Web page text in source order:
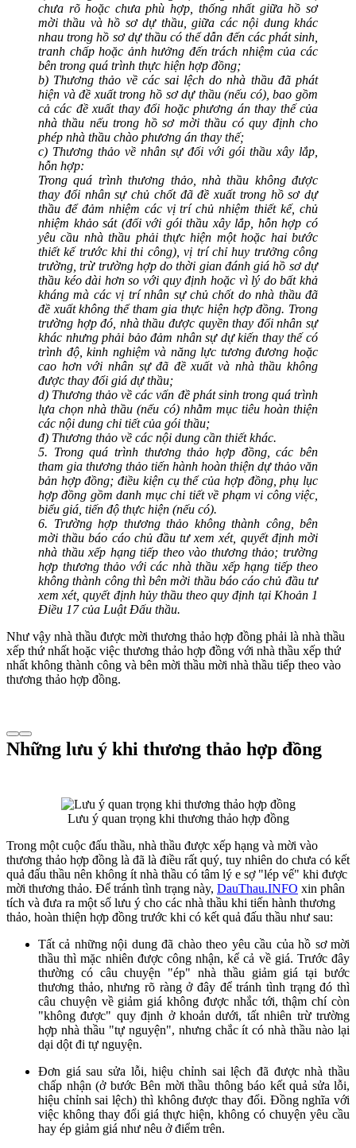
chưa rõ hoặc chưa phù hợp, thống nhất giữa hồ sơ
mời thầu và hồ sơ dự thầu, giữa các nội dung khác
nhau trong hồ sơ dự thầu có thể dẫn đến các phát sinh,
tranh chấp hoặc ảnh hưởng đến trách nhiệm của các
bên trong quá trình thực hiện hợp đồng;
b) Thương thảo về các sai lệch do nhà thầu đã phát
hiện và đề xuất trong hồ sơ dự thầu (nếu có), bao gồm
cả các đề xuất thay đổi hoặc phương án thay thế của
nhà thầu nếu trong hồ sơ mời thầu có quy định cho
phép nhà thầu chào phương án thay thế;
c) Thương thảo về nhân sự đối với gói thầu xây lắp,
hỗn hợp:
Trong quá trình thương thảo, nhà thầu không được
thay đổi nhân sự chủ chốt đã đề xuất trong hồ sơ dự
thầu để đảm nhiệm các vị trí chủ nhiệm thiết kế, chủ
nhiệm khảo sát (đối với gói thầu xây lắp, hỗn hợp có
yêu cầu nhà thầu phải thực hiện một hoặc hai bước
thiết kế trước khi thi công), vị trí chỉ huy trưởng công
trường, trừ trường hợp do thời gian đánh giá hồ sơ dự
thầu kéo dài hơn so với quy định hoặc vì lý do bất khả
kháng mà các vị trí nhân sự chủ chốt do nhà thầu đã
đề xuất không thể tham gia thực hiện hợp đồng. Trong
trường hợp đó, nhà thầu được quyền thay đổi nhân sự
khác nhưng phải bảo đảm nhân sự dự kiến thay thế có
trình độ, kinh nghiệm và năng lực tương đương hoặc
cao hơn với nhân sự đã đề xuất và nhà thầu không
được thay đổi giá dự thầu;
d) Thương thảo về các vấn đề phát sinh trong quá trình
lựa chọn nhà thầu (nếu có) nhằm mục tiêu hoàn thiện
các nội dung chi tiết của gói thầu;
đ) Thương thảo về các nội dung cần thiết khác.
5. Trong quá trình thương thảo hợp đồng, các bên
tham gia thương thảo tiến hành hoàn thiện dự thảo văn
bản hợp đồng; điều kiện cụ thể của hợp đồng, phụ lục
hợp đồng gồm danh mục chi tiết về phạm vi công việc,
biểu giá, tiến độ thực hiện (nếu có).
6. Trường hợp thương thảo không thành công, bên
mời thầu báo cáo chủ đầu tư xem xét, quyết định mời
nhà thầu xếp hạng tiếp theo vào thương thảo; trường
hợp thương thảo với các nhà thầu xếp hạng tiếp theo
không thành công thì bên mời thầu báo cáo chủ đầu tư
xem xét, quyết định hủy thầu theo quy định tại Khoản 1
Điều 17 của Luật Đấu thầu.
Như vậy nhà thầu được mời thương thảo hợp đồng phải là nhà thầu
xếp thứ nhất hoặc việc thương thảo hợp đồng với nhà thầu xếp thứ
nhất không thành công và bên mời thầu mời nhà thầu tiếp theo vào
thương thảo hợp đồng.
Những lưu ý khi thương thảo hợp đồng
Lưu ý quan trọng khi thương thảo hợp đồng
Trong một cuộc đấu thầu, nhà thầu được xếp hạng và mời vào
thương thảo hợp đồng là đã là điều rất quý, tuy nhiên do chưa có kết
quả đấu thầu nên không ít nhà thầu có tâm lý e sợ "lép vế" khi được
mời thương thảo. Để tránh tình trạng này, DauThau.INFO xin phân
tích và đưa ra một số lưu ý cho các nhà thầu khi tiến hành thương
thảo, hoàn thiện hợp đồng trước khi có kết quả đấu thầu như sau:
Tất cả những nội dung đã chào theo yêu cầu của hồ sơ mời
thầu thì mặc nhiên được công nhận, kể cả về giá. Trước đây
thường có câu chuyện "ép" nhà thầu giảm giá tại bước
thương thảo, nhưng rõ ràng ở đây để tránh tình trạng đó thì
câu chuyện về giảm giá không được nhắc tới, thậm chí còn
"không được" quy định ở khoản dưới, tất nhiên trừ trường
hợp nhà thầu "tự nguyện", nhưng chắc ít có nhà thầu nào lại
dại dột đi tự nguyện.
Đơn giá sau sửa lỗi, hiệu chỉnh sai lệch đã được nhà thầu
chấp nhận (ở bước Bên mời thầu thông báo kết quả sửa lỗi,
hiệu chỉnh sai lệch) thì không được thay đổi. Đồng nghĩa với
việc không thay đổi giá thực hiện, không có chuyện yêu cầu
hay ép giảm giá như nêu ở điểm trên.